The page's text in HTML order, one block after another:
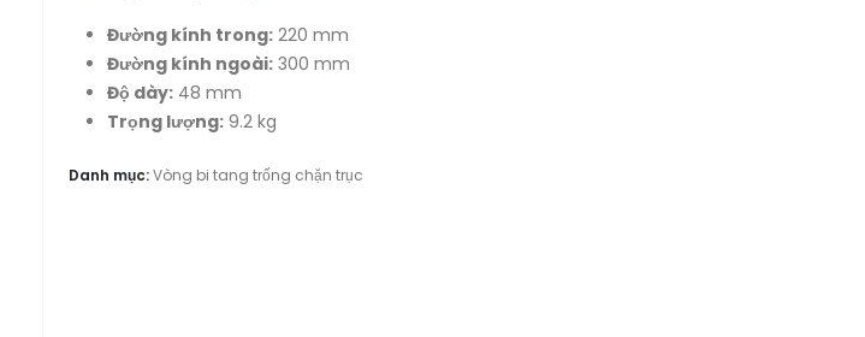
Đường kính trong: 220 mm
Đường kính ngoài: 300 mm
Độ dày: 48 mm
Trọng lượng: 9.2 kg
Danh mục:Vòng bi tang trống chặn trục